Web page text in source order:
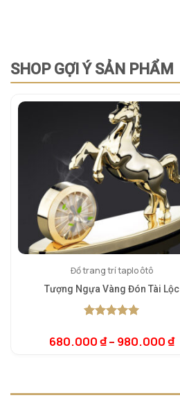
SHOP GỢI Ý SẢN PHẨM
Đồ trang trí taplo ôtô
Tượng Ngựa Vàng Đón Tài Lộc
dựa trên
đánh giá
680.000₫– 980.000₫